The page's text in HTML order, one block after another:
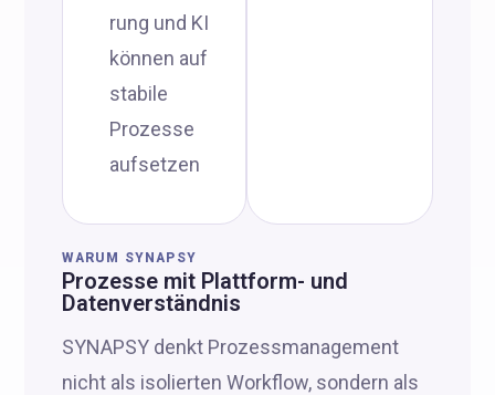
rung und KI
können auf
stabile
Prozesse
aufsetzen
WARUM SYNAPSY
Prozesse mit Plattform- und
Datenverständnis
SYNAPSY denkt Prozessmanagement
nicht als isolierten Workflow, sondern als